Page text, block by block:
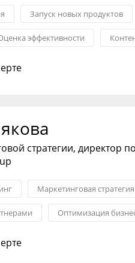
Запуск новых продуктов
эффективности
стратегии, директор
Маркетинговая стратегия
Оптимизация